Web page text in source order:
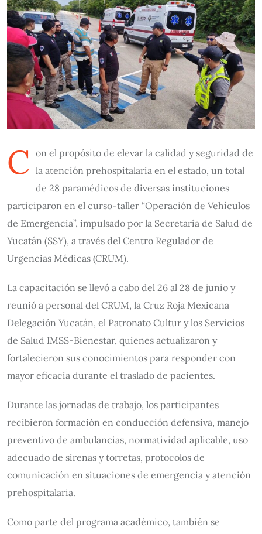
C on el propósito de elevar la calidad y seguridad de
la atención prehospitalaria en el estado, un total
de 28 paramédicos de diversas instituciones
participaron en el curso-taller “Operación de Vehículos
de Emergencia”, impulsado por la Secretaría de Salud de
Yucatán (SSY), a través del Centro Regulador de
Urgencias Médicas (CRUM).
La capacitación se llevó a cabo del 26 al 28 de junio y
reunió a personal del CRUM, la Cruz Roja Mexicana
Delegación Yucatán, el Patronato Cultur y los Servicios
de Salud IMSS-Bienestar, quienes actualizaron y
fortalecieron sus conocimientos para responder con
mayor eficacia durante el traslado de pacientes.
Durante las jornadas de trabajo, los participantes
recibieron formación en conducción defensiva, manejo
preventivo de ambulancias, normatividad aplicable, uso
adecuado de sirenas y torretas, protocolos de
comunicación en situaciones de emergencia y atención
prehospitalaria.
Como parte del programa académico, también se